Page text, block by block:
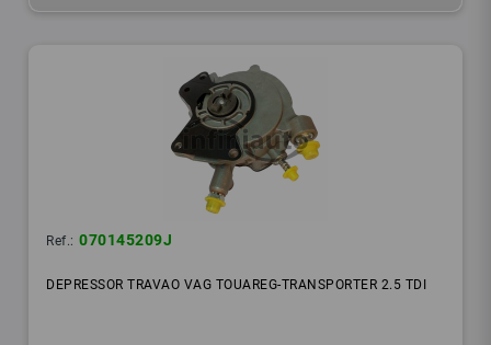
Ref.: 070145209J
DEPRESSOR TRAVAO VAG TOUAREG-TRANSPORTER 2.5 TDI